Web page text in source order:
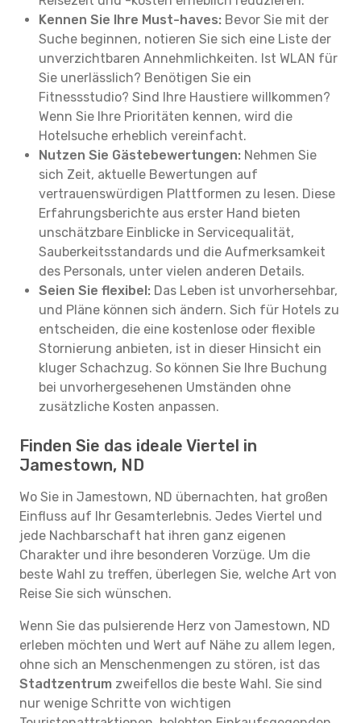
Kennen Sie Ihre Must-haves: Bevor Sie mit der
Suche beginnen, notieren Sie sich eine Liste der
unverzichtbaren Annehmlichkeiten. Ist WLAN für
Sie unerlässlich? Benötigen Sie ein
Fitnessstudio? Sind Ihre Haustiere willkommen?
Wenn Sie Ihre Prioritäten kennen, wird die
Hotelsuche erheblich vereinfacht.
Nutzen Sie Gästebewertungen: Nehmen Sie
sich Zeit, aktuelle Bewertungen auf
vertrauenswürdigen Plattformen zu lesen. Diese
Erfahrungsberichte aus erster Hand bieten
unschätzbare Einblicke in Servicequalität,
Sauberkeitsstandards und die Aufmerksamkeit
des Personals, unter vielen anderen Details.
Seien Sie flexibel: Das Leben ist unvorhersehbar,
und Pläne können sich ändern. Sich für Hotels zu
entscheiden, die eine kostenlose oder flexible
Stornierung anbieten, ist in dieser Hinsicht ein
kluger Schachzug. So können Sie Ihre Buchung
bei unvorhergesehenen Umständen ohne
zusätzliche Kosten anpassen.
Finden Sie das ideale Viertel in
Jamestown, ND
Wo Sie in Jamestown, ND übernachten, hat großen
Einfluss auf Ihr Gesamterlebnis. Jedes Viertel und
jede Nachbarschaft hat ihren ganz eigenen
Charakter und ihre besonderen Vorzüge. Um die
beste Wahl zu treffen, überlegen Sie, welche Art von
Reise Sie sich wünschen.
Wenn Sie das pulsierende Herz von Jamestown, ND
erleben möchten und Wert auf Nähe zu allem legen,
ohne sich an Menschenmengen zu stören, ist das
Stadtzentrum zweifellos die beste Wahl. Sie sind
nur wenige Schritte von wichtigen